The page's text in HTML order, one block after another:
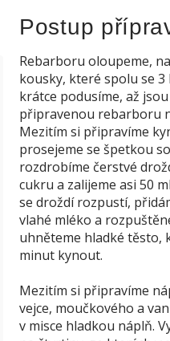
Postup
Rebarboru oloupeme,
kousky, které spolu se 3
krátce podusíme, až
připravenou rebarboru
Mezitím si připravíme
prosejeme se špetkou
rozdrobíme čerstvé
cukru a zalijeme asi 50
se droždí rozpustí,
vlahé mléko a
uhněteme hladké těsto,
minut kynout.
Mezitím si připravíme
vejce, moučkového a
v misce hladkou náplň.